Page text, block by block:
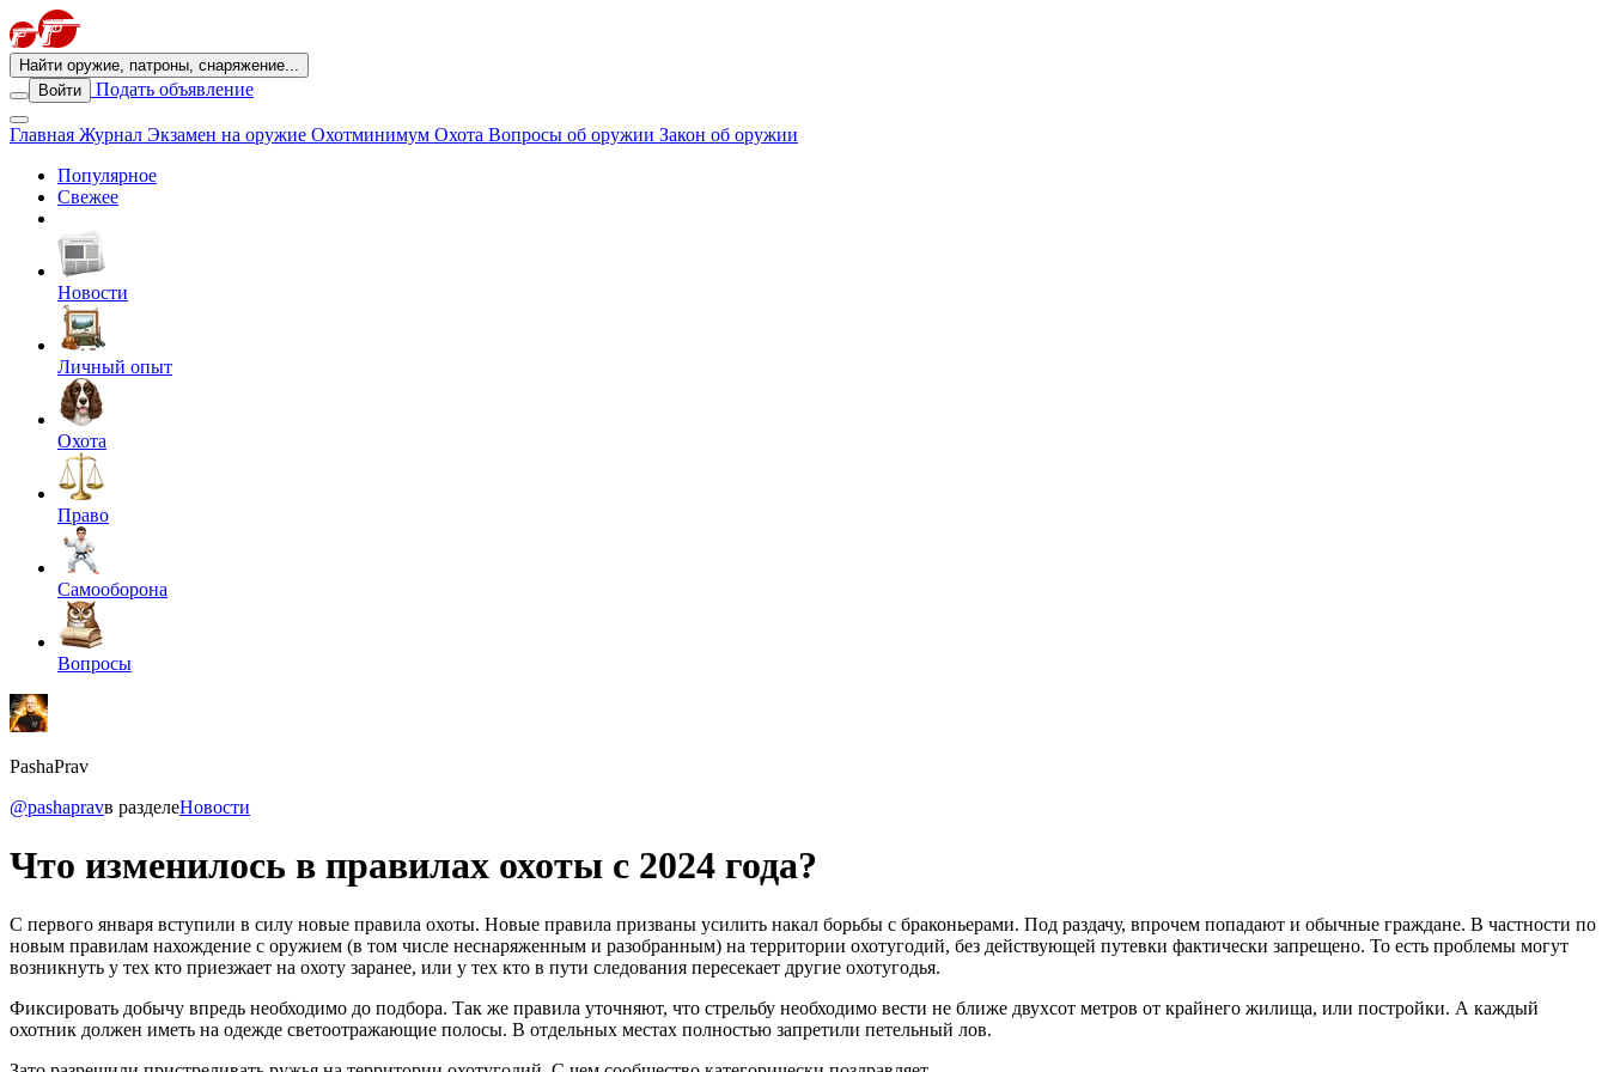
Найти оружие, патроны, снаряжение...
Войти
Подать объявление
Главная Журнал Экзамен на оружие Охотминимум Охота Вопросы об оружии Закон об оружии
Популярное
Свежее
Новости
Личный опыт
Охота
Право
Самооборона
Вопросы
PashaPrav
@pashapravв разделеНовости
Что изменилось в правилах охоты с 2024 года?
С первого января вступили в силу новые правила охоты. Новые правила призваны усилить накал борьбы с браконьерами. Под раздачу, впрочем попадают и обычные граждане. В частности по
новым правилам нахождение с оружием (в том числе неснаряженным и разобранным) на территории охотугодий, без действующей путевки фактически запрещено. То есть проблемы могут
возникнуть у тех кто приезжает на охоту заранее, или у тех кто в пути следования пересекает другие охотугодья.
Фиксировать добычу впредь необходимо до подбора. Так же правила уточняют, что стрельбу необходимо вести не ближе двухсот метров от крайнего жилища, или постройки. А каждый
охотник должен иметь на одежде светоотражающие полосы. В отдельных местах полностью запретили петельный лов.